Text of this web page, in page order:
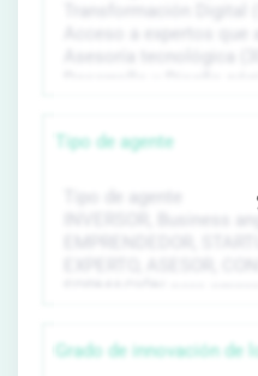
Tipo de agente
Grado de innovación